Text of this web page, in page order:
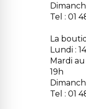
Tel : 01
La
Lundi :
Mardi au
19h
Tel : 01